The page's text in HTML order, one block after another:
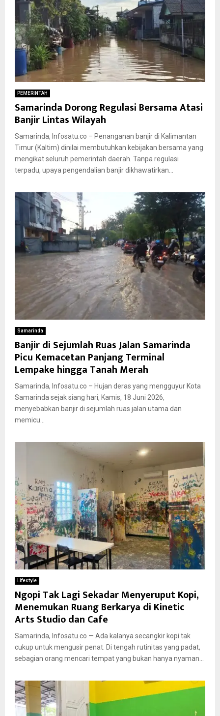
PEMERINTAH
Samarinda Dorong Regulasi Bersama Atasi
Banjir Lintas Wilayah
Samarinda, Infosatu.co – Penanganan banjir di Kalimantan
Timur (Kaltim) dinilai membutuhkan kebijakan bersama yang
mengikat seluruh pemerintah daerah. Tanpa regulasi
terpadu, upaya pengendalian banjir dikhawatirkan...
Samarinda
Banjir di Sejumlah Ruas Jalan Samarinda
Picu Kemacetan Panjang Terminal
Lempake hingga Tanah Merah
Samarinda, Infosatu.co – Hujan deras yang mengguyur Kota
Samarinda sejak siang hari, Kamis, 18 Juni 2026,
menyebabkan banjir di sejumlah ruas jalan utama dan
memicu...
Lifestyle
Ngopi Tak Lagi Sekadar Menyeruput Kopi,
Menemukan Ruang Berkarya di Kinetic
Arts Studio dan Cafe
Samarinda, Infosatu.co — Ada kalanya secangkir kopi tak
cukup untuk mengusir penat. Di tengah rutinitas yang padat,
sebagian orang mencari tempat yang bukan hanya nyaman...